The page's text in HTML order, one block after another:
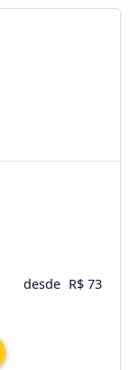
desde R$ 73